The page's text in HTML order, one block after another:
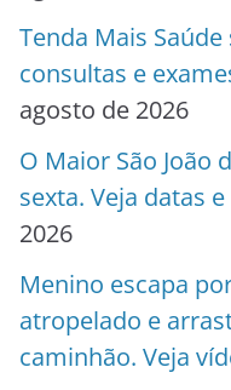
Tenda Mais
consultas e
agosto de 2026
O Maior São João
sexta. Veja datas
2026
Menino escapa
atropelado e
caminhão. Veja